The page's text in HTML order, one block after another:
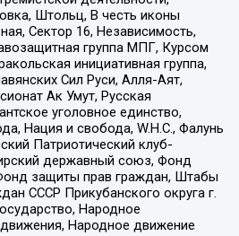
Штольц, В честь иконы
Сектор 16, Независимость,
группа МПГ, Курсом
инициативная группа,
Сил Руси, Алля-Аят,
Ак Умут, Русская
уголовное единство,
Нация и свобода, W.H.С., Фалунь
Патриотический клуб-
державный союз, Фонд
защиты прав граждан, Штабы
СССР Прикубанского округа г.
Народное
Народное движение